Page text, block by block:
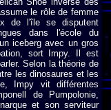
le rôle de femme
de l'île se disputent
dans l'école du
iceberg avec un gros
sort Impy. Il est
Selon la théorie de
les dinosaures et les
Impy vit différentes
de Pumpolonie,
et son serviteur